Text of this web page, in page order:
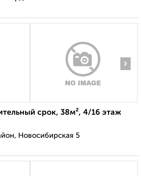
›
срок, 38м², 4/16 этаж
Новосибирская 5